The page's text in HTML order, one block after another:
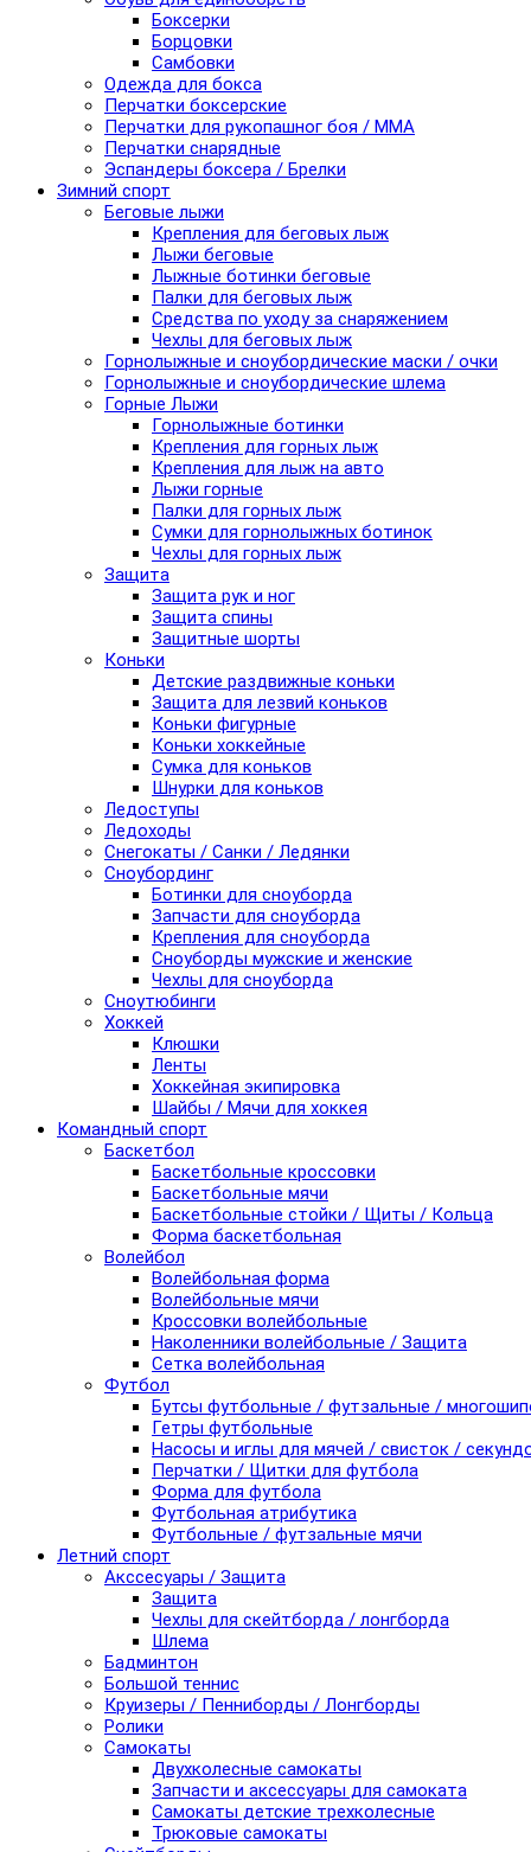
Боксерки
Борцовки
Самбовки
Одежда для бокса
Перчатки боксерские
Перчатки для рукопашног боя / ММА
Перчатки снарядные
Эспандеры боксера / Брелки
Зимний спорт
Беговые лыжи
Крепления для беговых лыж
Лыжи беговые
Лыжные ботинки беговые
Палки для беговых лыж
Средства по уходу за снаряжением
Чехлы для беговых лыж
Горнолыжные и сноубордические маски / очки
Горнолыжные и сноубордические шлема
Горные Лыжи
Горнолыжные ботинки
Крепления для горных лыж
Крепления для лыж на авто
Лыжи горные
Палки для горных лыж
Сумки для горнолыжных ботинок
Чехлы для горных лыж
Защита
Защита рук и ног
Защита спины
Защитные шорты
Коньки
Детские раздвижные коньки
Защита для лезвий коньков
Коньки фигурные
Коньки хоккейные
Сумка для коньков
Шнурки для коньков
Ледоступы
Ледоходы
Снегокаты / Санки / Ледянки
Сноубординг
Ботинки для сноуборда
Запчасти для сноуборда
Крепления для сноуборда
Сноуборды мужские и женские
Чехлы для сноуборда
Сноутюбинги
Хоккей
Клюшки
Ленты
Хоккейная экипировка
Шайбы / Мячи для хоккея
Командный спорт
Баскетбол
Баскетбольные кроссовки
Баскетбольные мячи
Баскетбольные стойки / Щиты / Кольца
Форма баскетбольная
Волейбол
Волейбольная форма
Волейбольные мячи
Кроссовки волейбольные
Наколенники волейбольные / Защита
Сетка волейбольная
Футбол
Бутсы футбольные / футзальные /
Гетры футбольные
Насосы и иглы для мячей / свисток /
Перчатки / Щитки для футбола
Форма для футбола
Футбольная атрибутика
Футбольные / футзальные мячи
Летний спорт
Акссесуары / Защита
Защита
Чехлы для скейтборда / лонгборда
Шлема
Бадминтон
Большой теннис
Круизеры / Пенниборды / Лонгборды
Ролики
Самокаты
Двухколесные самокаты
Запчасти и аксессуары для самоката
Самокаты детские трехколесные
Трюковые самокаты